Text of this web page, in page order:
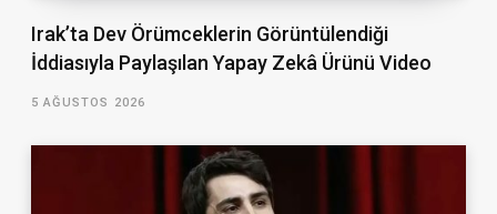
Irak’ta Dev Örümceklerin Görüntülendiği
İddiasıyla Paylaşılan Yapay Zekâ Ürünü Video
5 AĞUSTOS 2026